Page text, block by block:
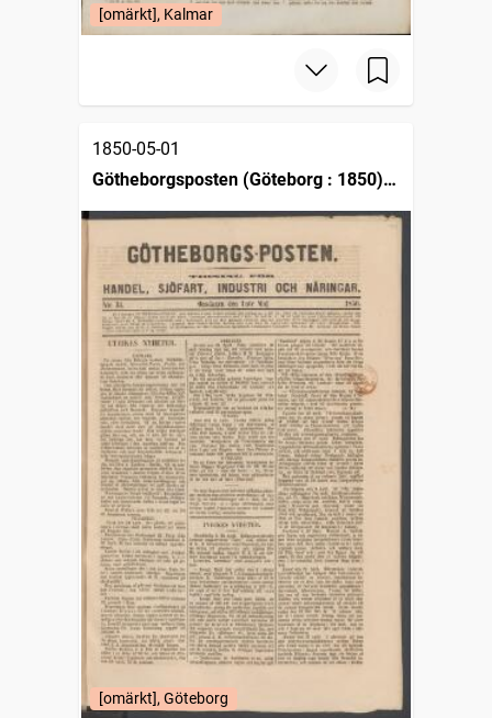
[omärkt], Kalmar
1850-05-01
Götheborgsposten (Göteborg : 1850),
tidning för handel, sjöfart, industri och
[omärkt], Göteborg